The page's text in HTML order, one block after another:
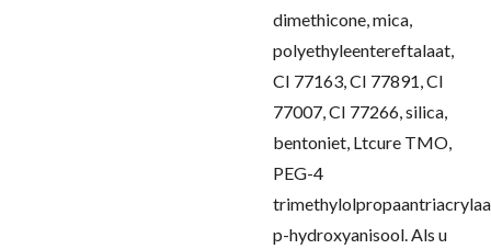
dimethicone, mica,
polyethyleentereftalaat,
CI 77163, CI 77891, CI
77007, CI 77266, silica,
bentoniet, Ltcure TMO,
PEG-4
p-hydroxyanisool.Als u